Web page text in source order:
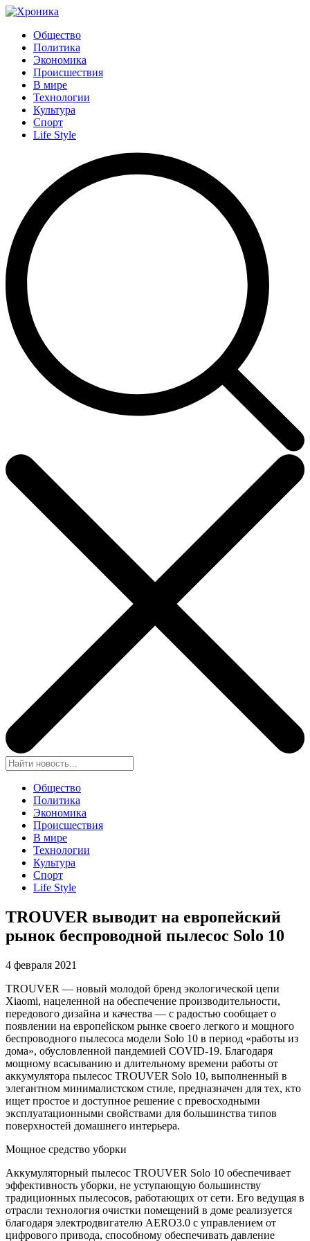
Общество
Политика
Экономика
Происшествия
В мире
Технологии
Культура
Спорт
Life Style
Общество
Политика
Экономика
Происшествия
В мире
Технологии
Культура
Спорт
Life Style
TROUVER выводит на европейский
рынок беспроводной пылесос Solo 10
4 февраля 2021
TROUVER — новый молодой бренд экологической цепи
Xiaomi, нацеленной на обеспечение производительности,
передового дизайна и качества — с радостью сообщает о
появлении на европейском рынке своего легкого и мощного
беспроводного пылесоса модели Solo 10 в период «работы из
дома», обусловленной пандемией COVID-19. Благодаря
мощному всасыванию и длительному времени работы от
аккумулятора пылесос TROUVER Solo 10, выполненный в
элегантном минималистском стиле, предназначен для тех, кто
ищет простое и доступное решение с превосходными
эксплуатационными свойствами для большинства типов
поверхностей домашнего интерьера.
Мощное средство уборки
Аккумуляторный пылесос TROUVER Solo 10 обеспечивает
эффективность уборки, не уступающую большинству
традиционных пылесосов, работающих от сети. Его ведущая в
отрасли технология очистки помещений в доме реализуется
благодаря электродвигателю AERO3.0 с управлением от
цифрового привода, способному обеспечивать давление